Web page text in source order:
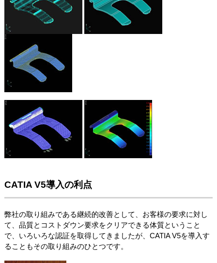
CATIA V5導入の利点
弊社の取り組みである継続的改善として、お客様の要求に対し
て、品質とコストダウン要求をクリアできる体質ということ
で、いろいろな認証を取得してきましたが、CATIA V5を導入す
ることもその取り組みのひとつです。